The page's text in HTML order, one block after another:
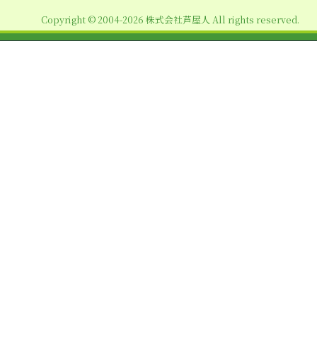
Copyright © 2004-2026 株式会社芦屋人 All rights reserved.